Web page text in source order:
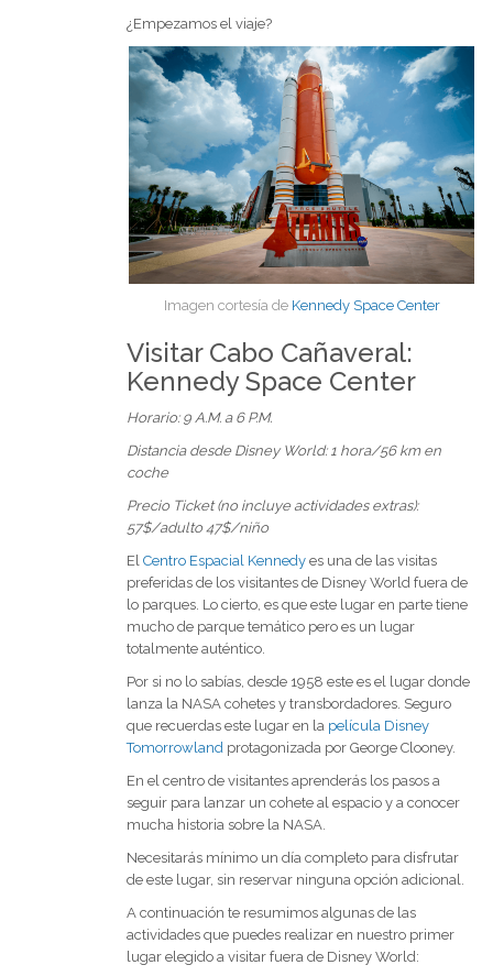
¿Empezamos el viaje?
Imagen cortesía de Kennedy Space Center
Visitar Cabo Cañaveral:
Kennedy Space Center
Horario: 9 A.M. a 6 P.M.
Distancia desde Disney World: 1 hora/56 km en
coche
Precio Ticket (no incluye actividades extras):
57$/adulto 47$/niño
El Centro Espacial Kennedy es una de las visitas
preferidas de los visitantes de Disney World fuera de
lo parques. Lo cierto, es que este lugar en parte tiene
mucho de parque temático pero es un lugar
totalmente auténtico.
Por si no lo sabías, desde 1958 este es el lugar donde
lanza la NASA cohetes y transbordadores. Seguro
que recuerdas este lugar en la película Disney
Tomorrowland protagonizada por George Clooney.
En el centro de visitantes aprenderás los pasos a
seguir para lanzar un cohete al espacio y a conocer
mucha historia sobre la NASA.
Necesitarás mínimo un día completo para disfrutar
de este lugar, sin reservar ninguna opción adicional.
A continuación te resumimos algunas de las
actividades que puedes realizar en nuestro primer
lugar elegido a visitar fuera de Disney World: